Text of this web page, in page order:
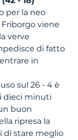
per la neo
Friborgo viene
verve
di fatto
in
sul 26 - 4 è
dieci minuti
buon
ripresa la
di stare meglio